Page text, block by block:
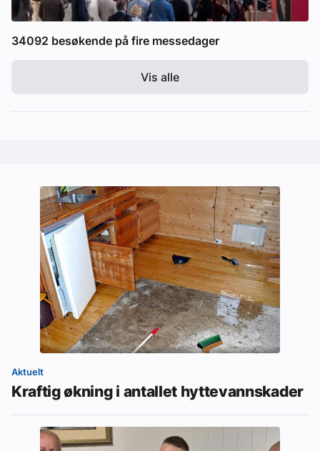
34092 besøkende på fire messedager
Vis alle
Aktuelt
Kraftig økning i antallet hyttevannskader